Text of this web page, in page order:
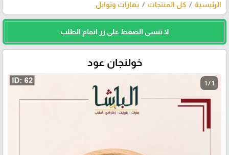
الرئيسية كل المنتجات بهارات وتوابل
لا تنسى الضغط على زر اتمام الطلب
خولنجان عود
1 / 1